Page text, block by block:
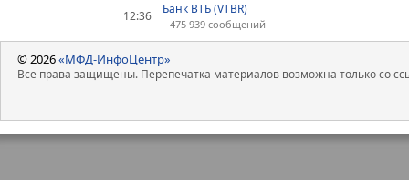
12:36 Банк ВТБ (VTBR)
475 939 сообщений
© 2026«МФД-ИнфоЦентр»
Все права защищены. Перепечатка материалов возможна только со